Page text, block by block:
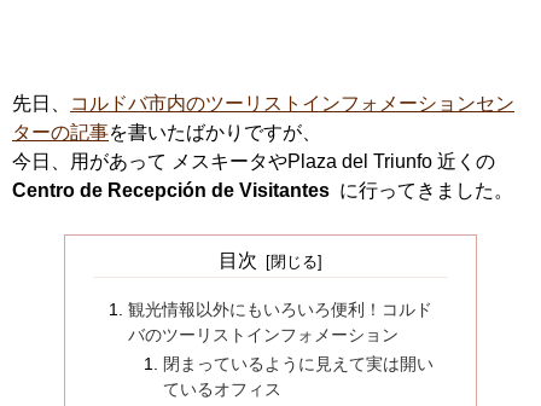
先日、
コルドバ市内のツーリストインフォメーションセン
ターの記事を書いたばかりですが、
今日、用があって メスキータやPlaza del Triunfo 近くの
Centro de Recepción de Visitantes に行ってきました。
目次
観光情報以外にもいろいろ便利！コルド
バのツーリストインフォメーション
閉まっているように見えて実は開い
ているオフィス